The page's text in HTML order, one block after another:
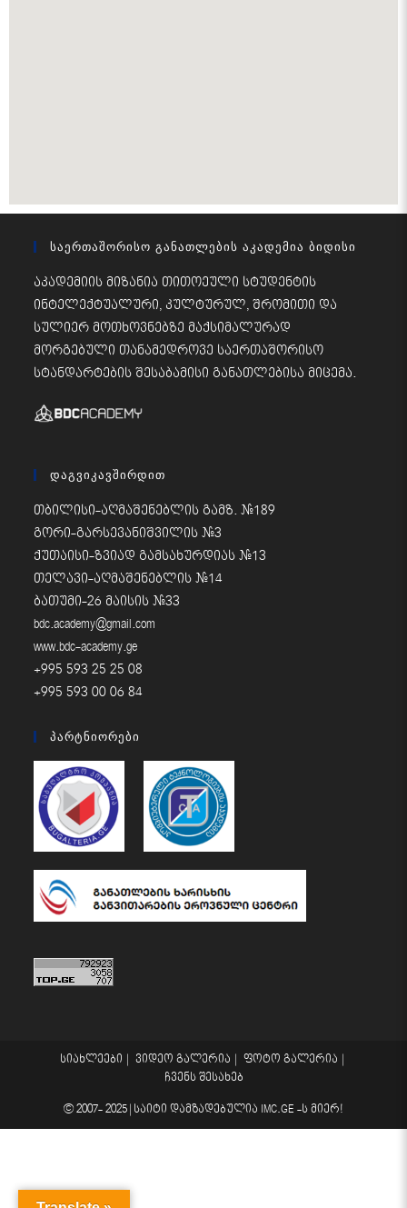
Საერთაშორისო Განათლების Აკადემია Ბიდისი
აკადემიის მიზანია თითოეული სტუდენტის
ინტელექტუალური, კულტურულ, შრომითი და
სულიერ მოთხოვნებზე მაქსიმალურად
მორგებული თანამედროვე საერთაშორისო
სტანდარტების შესაბამისი განათლებისა მიცემა.
Დაგვიკავშირდით
თბილისი-აღმაშენებლის გამზ. #189
გორი-გარსევანიშვილის #3
ქუთაისი-ზვიად გამსახურდიას #13
თელავი-აღმაშენებლის #14
ბათუმი-26 მაისის #33
bdc.academy@gmail.com
www.bdc-academy.ge
+995 593 25 25 08
+995 593 00 06 84
Პარტნიორები
სიახლეები ვიდეო გალერია
ფოტო გალერია
ჩვენს შესახებ
© 2007- 2025 | საიტი დამზადებულია IMC.GE -ს მიერ!